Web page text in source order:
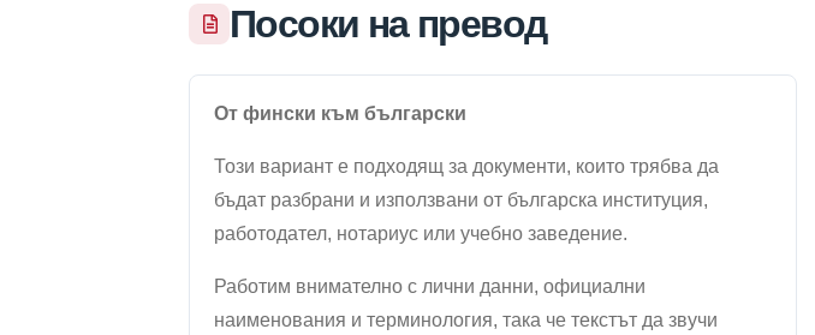
Посоки на превод
От фински към български
Този вариант е подходящ за документи, които трябва да
бъдат разбрани и използвани от българска институция,
работодател, нотариус или учебно заведение.
Работим внимателно с лични данни, официални
наименования и терминология, така че текстът да звучи